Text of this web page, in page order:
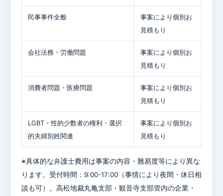
民事事件全般
事案により個別お
見積もり
会社法務・労働問題
事案により個別お
見積もり
消費者問題・医療問題
事案により個別お
見積もり
LGBT・性的少数者の権利・選択
的夫婦別姓関連
事案により個別お
見積もり
※具体的な弁護士費用は事案の内容・難易度等により異な
ります。受付時間：9:00-17:00（事情により夜間・休日相
談も可）。高松地裁丸亀支部・観音寺支部管内の企業・